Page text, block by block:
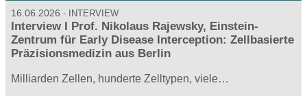
16.06.2026 INTERVIEW
Interview I Prof. Nikolaus Rajewsky, Einstein-
Zentrum für Early Disease Interception: Zellbasierte
Präzisionsmedizin aus Berlin
Milliarden Zellen, hunderte Zelltypen, viele…